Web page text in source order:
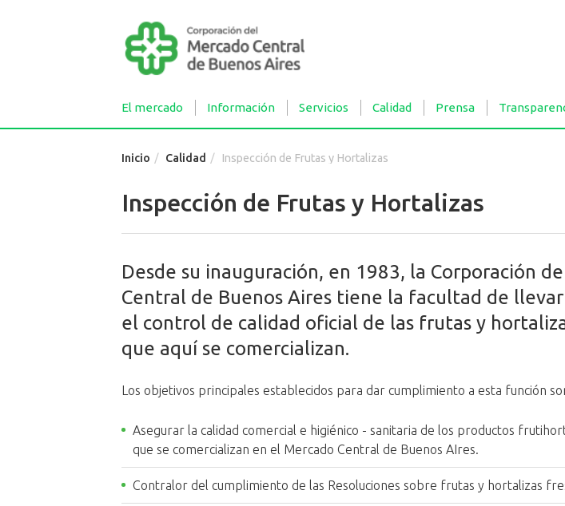
El mercado Información Servicios Calidad Prensa
Inicio Calidad Inspección de Frutas y Hortalizas
Inspección de Frutas y Hortalizas
Desde su inauguración, en 1983, la Corporación
Central de Buenos Aires tiene la facultad de
el control de calidad oficial de las frutas y
que aquí se comercializan.
Los objetivos principales establecidos para dar cumplimiento a esta función
Asegurar la calidad comercial e higiénico - sanitaria de los productos
que se comercializan en el Mercado Central de Buenos AIres.
Contralor del cumplimiento de las Resoluciones sobre frutas y hortalizas